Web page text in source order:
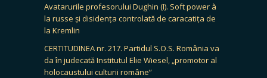
Avatarurile profesorului Dughin (I). Soft power à
la russe și disidența controlată de caracatița de
la Kremlin
CERTITUDINEA nr. 217. Partidul S.O.S. România va
da în judecată Institutul Elie Wiesel, „promotor al
holocaustului culturii române”